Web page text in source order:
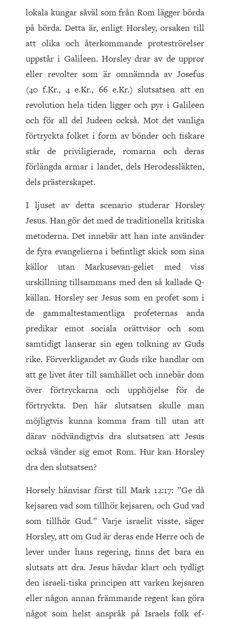
lokala kungar såväl som från Rom lägger börda
på börda. Detta är, enligt Horsley, orsaken till
att olika och återkommande proteströrelser
uppstår i Galileen. Horsley drar av de uppror
eller revolter som är omnämnda av Josefus
(40 f.Kr., 4e.Kr., 66e.Kr.) slutsatsen att en
revolution hela tiden ligger och pyr i Galileen
och för all del Judeen också. Mot det vanliga
förtryckta folket i form av bönder och fiskare
står de priviligierade, romarna och deras
förlängda armar i landet, dels Herodessläkten,
dels prästerskapet.
I ljuset av detta scenario studerar Horsley
Jesus. Han gör det med de traditionella kritiska
metoderna. Det innebär att han inte använder
de fyra evangelierna i befintligt skick som sina
källor utan Markusevan-geliet med viss
urskillning tillsammans med den så kallade Q-
källan. Horsley ser Jesus som en profet som i
de gammaltestamentliga profeternas anda
predikar emot sociala orättvisor och som
samtidigt lanserar sin egen tolkning av Guds
rike. Förverkligandet av Guds rike handlar om
att ge livet åter till samhället och innebär dom
över förtryckarna och upphöjelse för de
förtryckta. Den här slutsatsen skulle man
möjligtvis kunna komma fram till utan att
därav nödvändigtvis dra slutsatsen att Jesus
också vänder sig emot Rom. Hur kan Horsley
dra den slutsatsen?
Horsely hänvisar först till Mark 12:17: ”Ge då
kejsaren vad som tillhör kejsaren, och Gud vad
som tillhör Gud.” Varje israelit visste, säger
Horsley, att om Gud är deras ende Herre och de
lever under hans regering, finns det bara en
slutsats att dra. Jesus hävdar klart och tydligt
den israeli-tiska principen att varken kejsaren
eller någon annan främmande regent kan göra
något som helst anspråk på Israels folk ef-